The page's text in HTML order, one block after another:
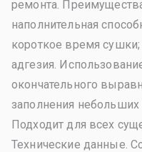
ремонта.
наполнительная
короткое время
адгезия.
окончательного
заполнения
Подходит для всех
Технические данные.